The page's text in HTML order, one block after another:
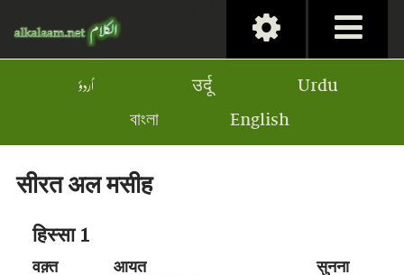
اُردوٗ उर्दू
Urdu
বাংলা
English
सीरत अल मसीह
हिस्सा 1
वक़्त आयत
सुनना